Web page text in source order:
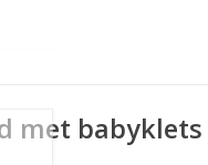
met babyklets